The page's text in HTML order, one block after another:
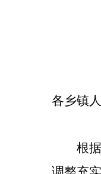
各乡镇
根